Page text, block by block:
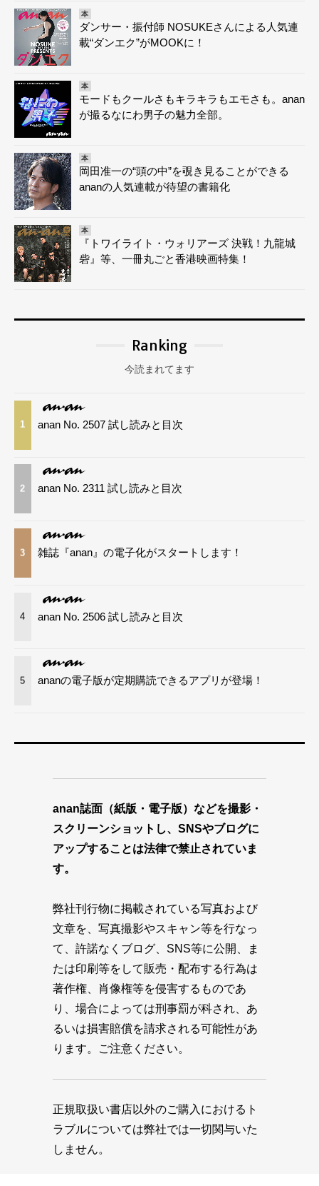
本
ダンサー・振付師 NOSUKEさんによる人気連
載“ダンエク”がMOOKに！
本
モードもクールさもキラキラもエモさも。anan
が撮るなにわ男子の魅力全部。
本
岡田准一の“頭の中”を覗き見ることができる
ananの人気連載が待望の書籍化
本
『トワイライト・ウォリアーズ 決戦！九龍城
砦』等、一冊丸ごと香港映画特集！
Ranking
今読まれてます
1 anan No. 2507 試し読みと目次
2 anan No. 2311 試し読みと目次
3 雑誌『anan』の電子化がスタートします！
4 anan No. 2506 試し読みと目次
5 ananの電子版が定期購読できるアプリが登場！
anan誌面（紙版・電子版）などを撮影・
スクリーンショットし、SNSやブログに
アップすることは法律で禁止されていま
す。
弊社刊行物に掲載されている写真および
文章を、写真撮影やスキャン等を行なっ
て、許諾なくブログ、SNS等に公開、ま
たは印刷等をして販売・配布する行為は
著作権、肖像権等を侵害するものであ
り、場合によっては刑事罰が科され、あ
るいは損害賠償を請求される可能性があ
ります。ご注意ください。
正規取扱い書店以外のご購入におけるト
ラブルについては弊社では一切関与いた
しません。